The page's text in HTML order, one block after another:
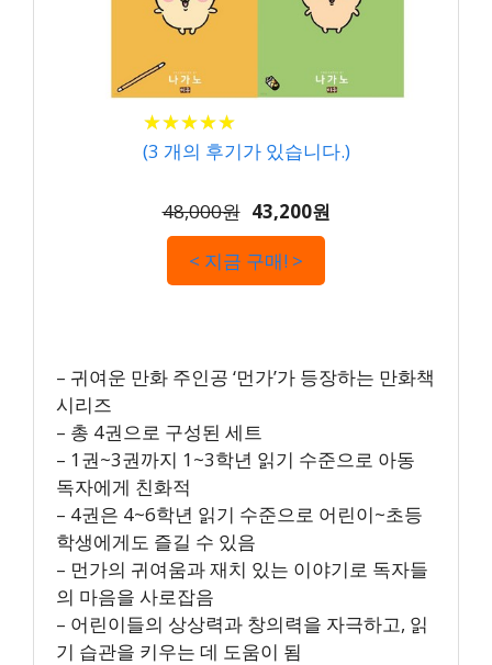
★★★★★
★★★★★
(3 개의 후기가 있습니다.)
48,000원 43,200원
< 지금 구매! >
– 귀여운 만화 주인공 ‘먼가’가 등장하는 만화책
시리즈
– 총 4권으로 구성된 세트
– 1권~3권까지 1~3학년 읽기 수준으로 아동
독자에게 친화적
– 4권은 4~6학년 읽기 수준으로 어린이~초등
학생에게도 즐길 수 있음
– 먼가의 귀여움과 재치 있는 이야기로 독자들
의 마음을 사로잡음
– 어린이들의 상상력과 창의력을 자극하고, 읽
기 습관을 키우는 데 도움이 됨